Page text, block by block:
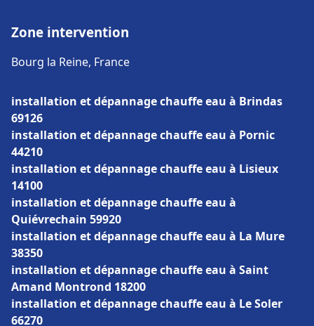
Zone intervention
Bourg la Reine, France
installation et dépannage chauffe eau à Brindas
69126
installation et dépannage chauffe eau à Pornic
44210
installation et dépannage chauffe eau à Lisieux
14100
installation et dépannage chauffe eau à
Quiévrechain 59920
installation et dépannage chauffe eau à La Mure
38350
installation et dépannage chauffe eau à Saint
Amand Montrond 18200
installation et dépannage chauffe eau à Le Soler
66270